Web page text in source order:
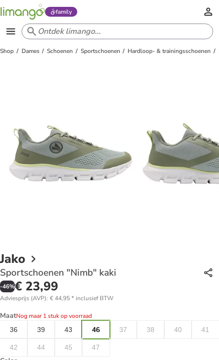
family
Shop Dames Schoenen Sportschoenen Hardloop- & trainingsschoenen
Jako
Sportschoenen "Nimb" kaki
-46%€ 23,99
Adviesprijs (AVP): € 44,95* inclusief BTW
MaatNog maar 1 stuk op voorraad
36
39 43 46 37 38 40 41
42 44 45 47